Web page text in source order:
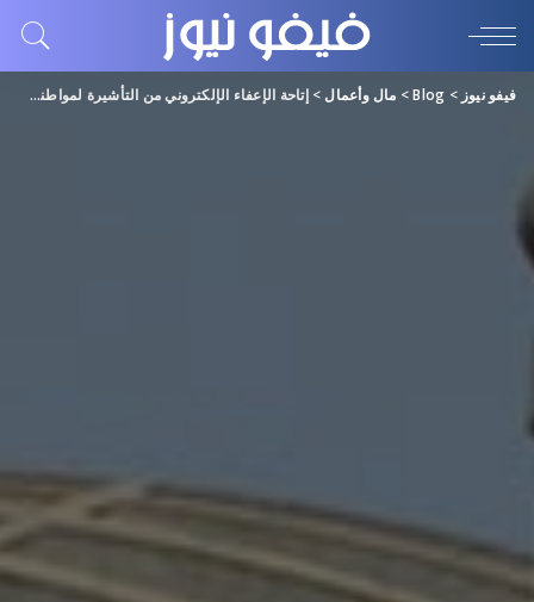
فيفو نيوز >
Blog
> مال وأعمال >إتاحة الإعفاء الإلكتروني من التأشيرة لمواطني بريطانيا لدخول السعودية